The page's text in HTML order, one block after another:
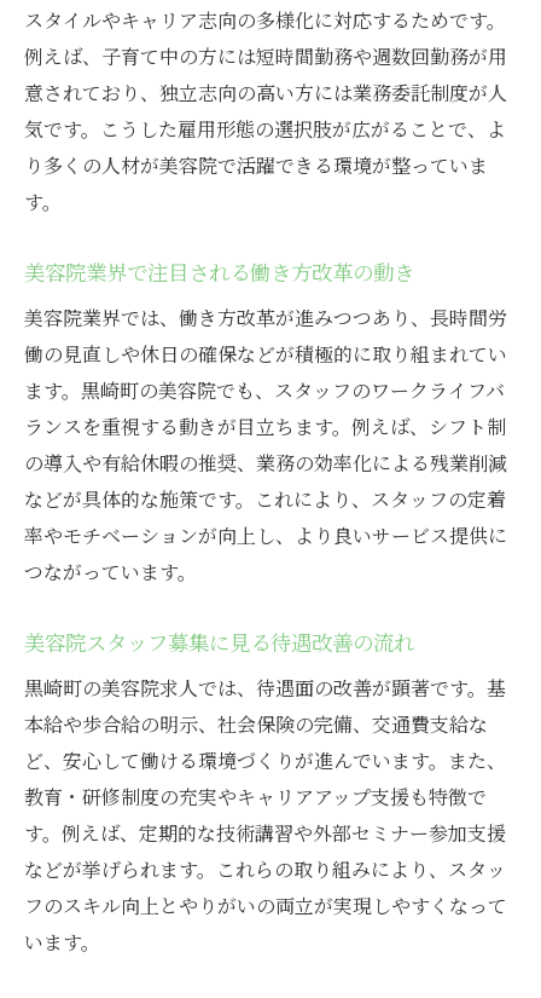
スタイルやキャリア志向の多様化に対応するためです。
例えば、子育て中の方には短時間勤務や週数回勤務が用
意されており、独立志向の高い方には業務委託制度が人
気です。こうした雇用形態の選択肢が広がることで、よ
り多くの人材が美容院で活躍できる環境が整っていま
す。
美容院業界で注目される働き方改革の動き
美容院業界では、働き方改革が進みつつあり、長時間労
働の見直しや休日の確保などが積極的に取り組まれてい
ます。黒崎町の美容院でも、スタッフのワークライフバ
ランスを重視する動きが目立ちます。例えば、シフト制
の導入や有給休暇の推奨、業務の効率化による残業削減
などが具体的な施策です。これにより、スタッフの定着
率やモチベーションが向上し、より良いサービス提供に
つながっています。
美容院スタッフ募集に見る待遇改善の流れ
黒崎町の美容院求人では、待遇面の改善が顕著です。基
本給や歩合給の明示、社会保険の完備、交通費支給な
ど、安心して働ける環境づくりが進んでいます。また、
教育・研修制度の充実やキャリアアップ支援も特徴で
す。例えば、定期的な技術講習や外部セミナー参加支援
などが挙げられます。これらの取り組みにより、スタッ
フのスキル向上とやりがいの両立が実現しやすくなって
います。